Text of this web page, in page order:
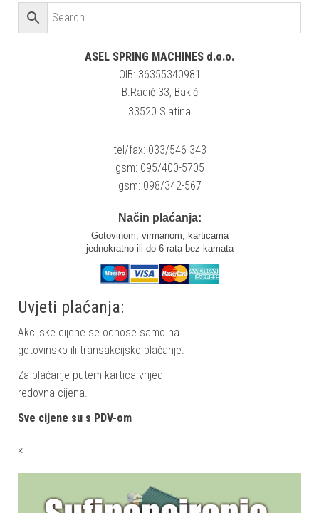
ASEL SPRING MACHINES d.o.o.
OIB: 36355340981
B.Radić 33, Bakić
33520 Slatina
tel/fax: 033/546-343
gsm: 095/400-5705
gsm: 098/342-567
Način plaćanja:
Gotovinom, virmanom, karticama
jednokratno ili do 6 rata bez kamata
Uvjeti plaćanja:
Akcijske cijene se odnose samo na
gotovinsko ili transakcijsko plaćanje.
Za plaćanje putem kartica vrijedi
redovna cijena.
Sve cijene su s PDV-om
×